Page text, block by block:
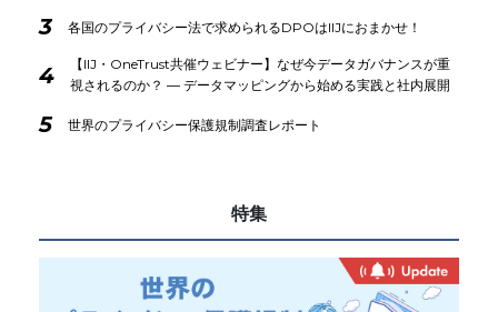
3 各国のプライバシー法で求められるDPOはIIJにおまかせ！
4
【IIJ・OneTrust共催ウェビナー】なぜ今データガバナンスが重
視されるのか？ ― データマッピングから始める実践と社内展開
5 世界のプライバシー保護規制調査レポート
特集